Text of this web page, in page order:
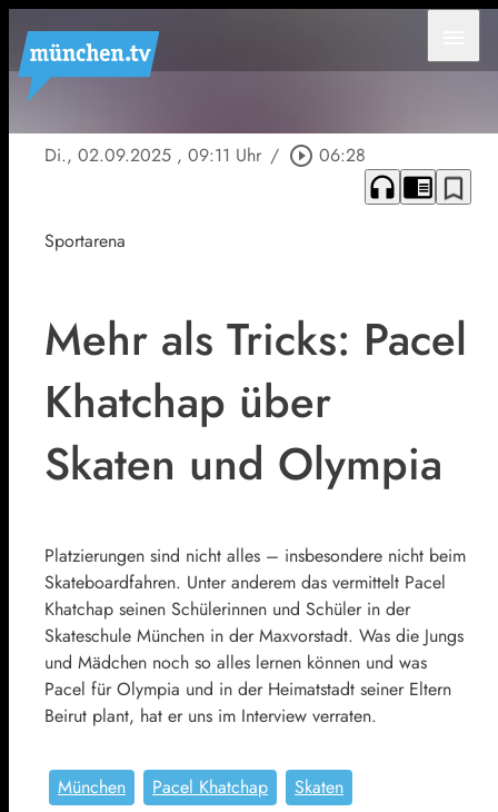
Di., 02.09.2025 , 09:11 Uhr / play_circle_outline 06:28
headphones chrome_reader_mode bookmark_border
Sportarena
Mehr als Tricks: Pacel
Khatchap über
Skaten und Olympia
Platzierungen sind nicht alles – insbesondere nicht beim
Skateboardfahren. Unter anderem das vermittelt Pacel
Khatchap seinen Schülerinnen und Schüler in der
Skateschule München in der Maxvorstadt. Was die Jungs
und Mädchen noch so alles lernen können und was
Pacel für Olympia und in der Heimatstadt seiner Eltern
Beirut plant, hat er uns im Interview verraten.
München Pacel Khatchap Skaten